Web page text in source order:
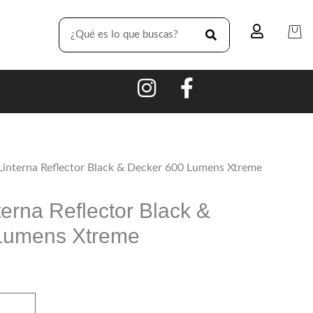
SEARCH
Reflector Black & Decker 600 Lumens Xtreme
Reflector Black &
Xtreme